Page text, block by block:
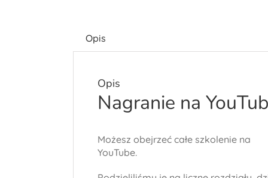
Opis
Opis
Nagranie na
Możesz obejrzeć całe szkolenie na
YouTube.